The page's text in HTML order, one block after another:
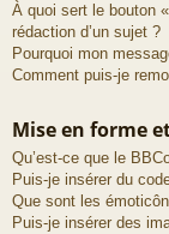
À quoi sert le bouton
rédaction d’un sujet ?
Pourquoi mon
Comment puis-je
Mise en forme
Qu’est-ce que le
Puis-je insérer du
Que sont les
Puis-je insérer des